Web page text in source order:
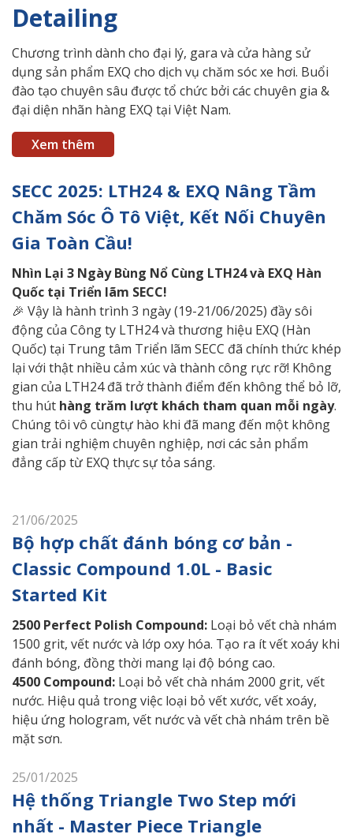
Detailing
Chương trình dành cho đại lý, gara và cửa hàng sử
dụng sản phẩm EXQ cho dịch vụ chăm sóc xe hơi. Buổi
đào tạo chuyên sâu được tổ chức bởi các chuyên gia &
đại diện nhãn hàng EXQ tại Việt Nam.
Xem thêm
SECC 2025: LTH24 & EXQ Nâng Tầm
Chăm Sóc Ô Tô Việt, Kết Nối Chuyên
Gia Toàn Cầu!
Nhìn Lại 3 Ngày Bùng Nổ Cùng LTH24 và EXQ Hàn
Quốc tại Triển lãm SECC!
🎉 Vậy là hành trình 3 ngày (19-21/06/2025) đầy sôi
động của Công ty LTH24 và thương hiệu EXQ (Hàn
Quốc) tại Trung tâm Triển lãm SECC đã chính thức khép
lại với thật nhiều cảm xúc và thành công rực rỡ! Không
gian của LTH24 đã trở thành điểm đến không thể bỏ lỡ,
thu hút hàng trăm lượt khách tham quan mỗi ngày.
Chúng tôi vô cùngtự hào khi đã mang đến một không
gian trải nghiệm chuyên nghiệp, nơi các sản phẩm
đẳng cấp từ EXQ thực sự tỏa sáng.
21/06/2025
Bộ hợp chất đánh bóng cơ bản -
Classic Compound 1.0L - Basic
Started Kit
2500 Perfect Polish Compound: Loại bỏ vết chà nhám
1500 grit, vết nước và lớp oxy hóa. Tạo ra ít vết xoáy khi
đánh bóng, đồng thời mang lại độ bóng cao.
4500 Compound: Loại bỏ vết chà nhám 2000 grit, vết
nước. Hiệu quả trong việc loại bỏ vết xước, vết xoáy,
hiệu ứng hologram, vết nước và vết chà nhám trên bề
mặt sơn.
25/01/2025
Hệ thống Triangle Two Step mới
nhất - Master Piece Triangle